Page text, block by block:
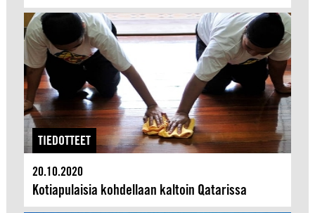
TIEDOTTEET
20.10.2020
Kotiapulaisia kohdellaan kaltoin Qatarissa